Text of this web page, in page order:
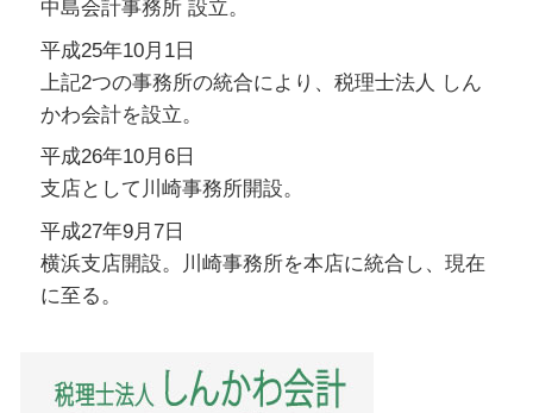
中島会計事務所 設立。
平成25年10月1日
上記2つの事務所の統合により、税理士法人 しん
かわ会計を設立。
平成26年10月6日
支店として川崎事務所開設。
平成27年9月7日
横浜支店開設。川崎事務所を本店に統合し、現在
に至る。